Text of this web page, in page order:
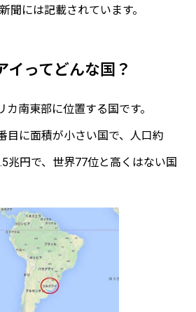
聞には記載されています。
イってどんな国？
カ南東部に位置する国です。
目に面積が小さい国で、人口約
兆円で、世界77位と高くはない国